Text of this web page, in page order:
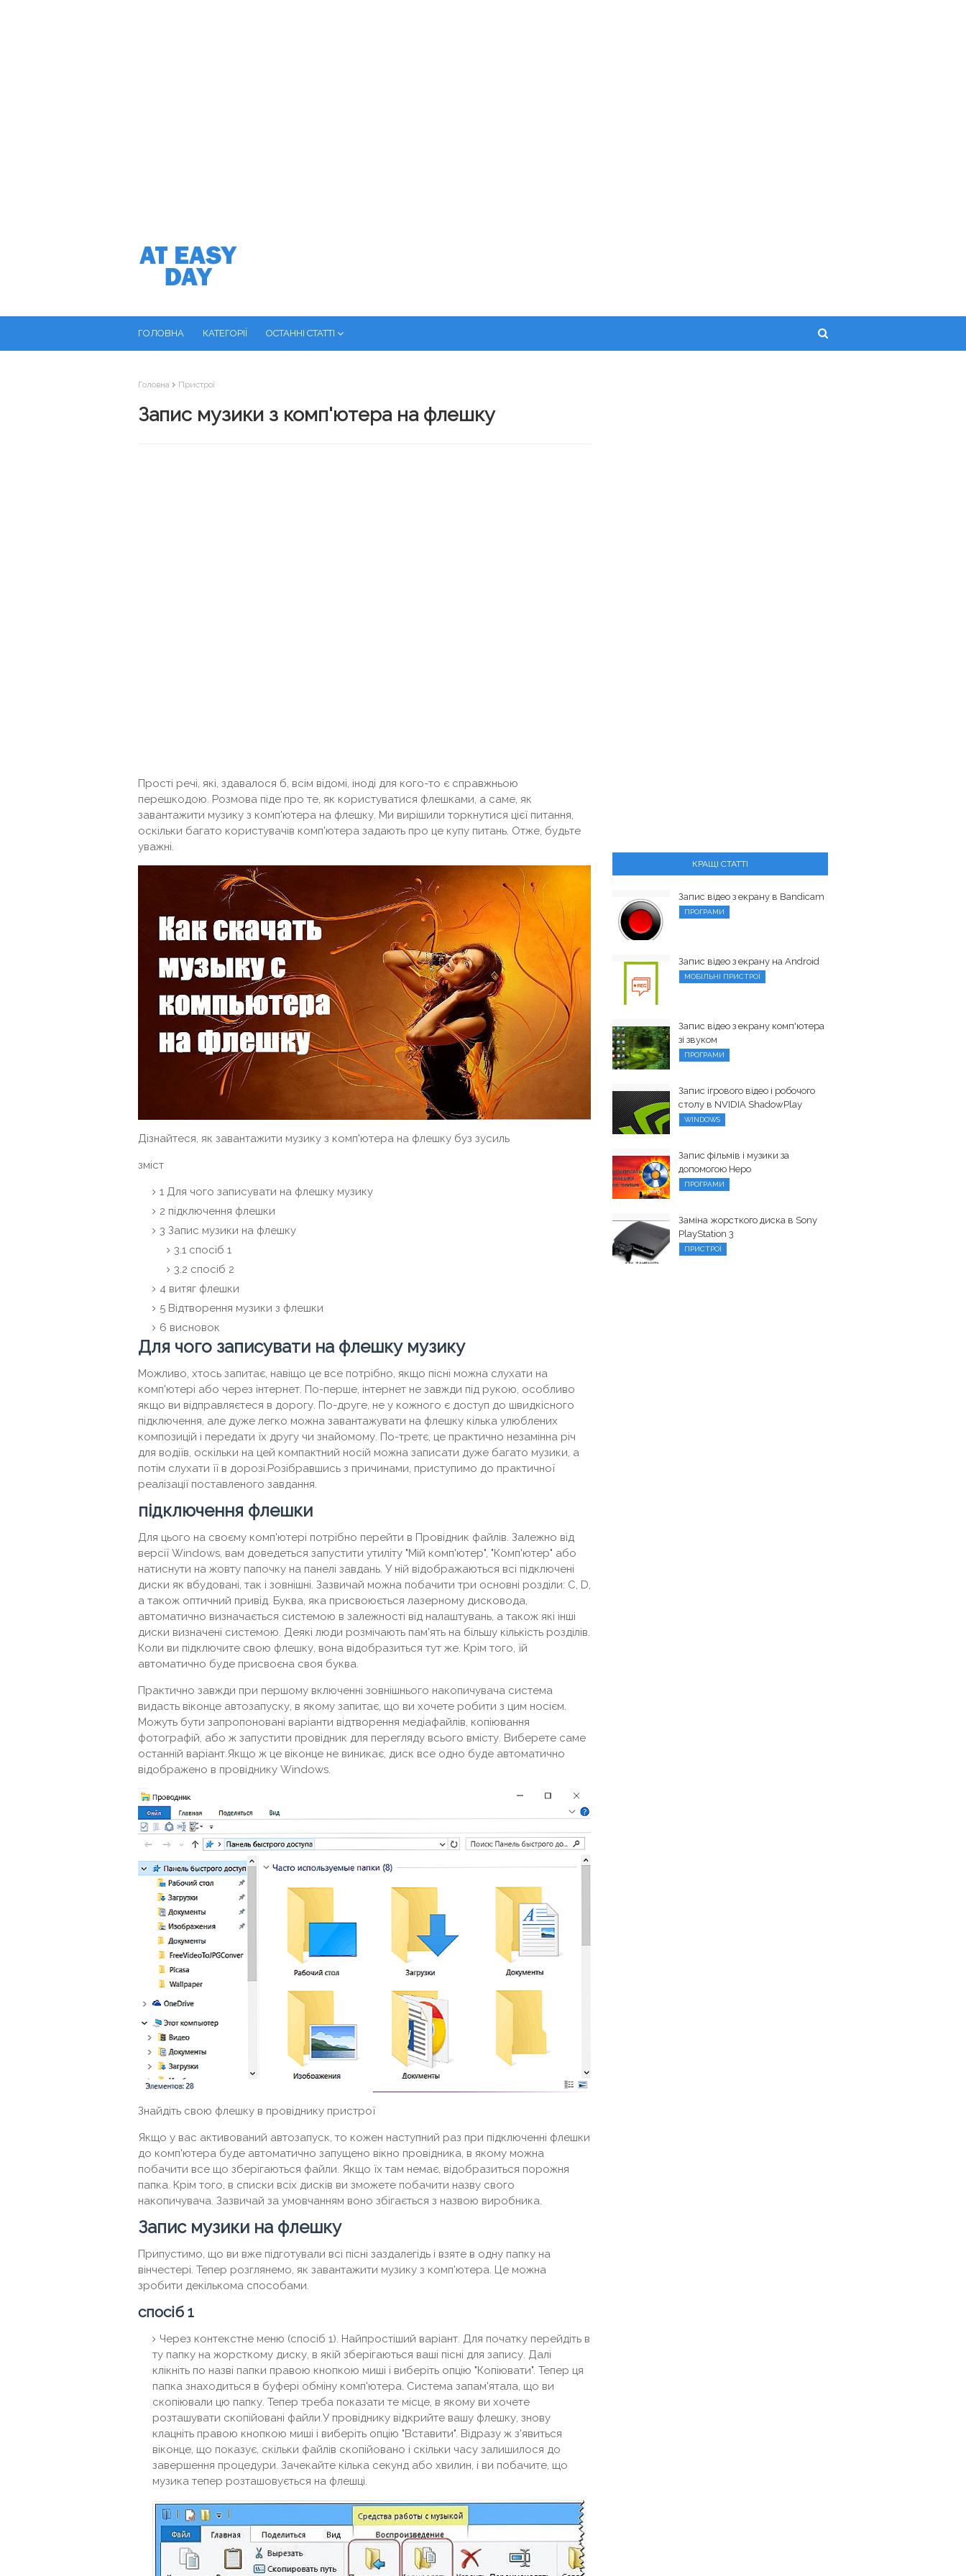
ГОЛОВНА КАТЕГОРІЇ ОСТАННІ СТАТТІ
Головна Пристрої
Запис музики з комп'ютера на флешку
Прості речі, які, здавалося б, всім відомі, іноді для кого-то є справжньою
перешкодою. Розмова піде про те, як користуватися флешками, а саме, як
завантажити музику з комп'ютера на флешку. Ми вирішили торкнутися цієї питання,
оскільки багато користувачів комп'ютера задають про це купу питань. Отже, будьте
уважні.
Дізнайтеся, як завантажити музику з комп'ютера на флешку буз зусиль
зміст
1 Для чого записувати на флешку музику
2 підключення флешки
3 Запис музики на флешку
3.1 спосіб 1
3.2 спосіб 2
4 витяг флешки
5 Відтворення музики з флешки
6 висновок
Для чого записувати на флешку музику
Можливо, хтось запитає, навіщо це все потрібно, якщо пісні можна слухати на
комп'ютері або через інтернет. По-перше, інтернет не завжди під рукою, особливо
якщо ви відправляєтеся в дорогу. По-друге, не у кожного є доступ до швидкісного
підключення, але дуже легко можна завантажувати на флешку кілька улюблених
композицій і передати їх другу чи знайомому. По-третє, це практично незамінна річ
для водіїв, оскільки на цей компактний носій можна записати дуже багато музики, а
потім слухати її в дорозі.Розібравшись з причинами, приступимо до практичної
реалізації поставленого завдання.
підключення флешки
Для цього на своєму комп'ютері потрібно перейти в Провідник файлів. Залежно від
версії Windows, вам доведеться запустити утиліту "Мій комп'ютер", "Комп'ютер" або
натиснути на жовту папочку на панелі завдань. У ній відображаються всі підключені
диски як вбудовані, так і зовнішні. Зазвичай можна побачити три основні розділи: C, D,
а також оптичний привід. Буква, яка присвоюється лазерному дисковода,
автоматично визначається системою в залежності від налаштувань, а також які інші
диски визначені системою. Деякі люди розмічають пам'ять на більшу кількість розділів.
Коли ви підключите свою флешку, вона відобразиться тут же. Крім того, їй
автоматично буде присвоєна своя буква.
Практично завжди при першому включенні зовнішнього накопичувача система
видасть віконце автозапуску, в якому запитає, що ви хочете робити з цим носієм.
Можуть бути запропоновані варіанти відтворення медіафайлів, копіювання
фотографій, або ж запустити провідник для перегляду всього вмісту. Виберете саме
останній варіант.Якщо ж це віконце не виникає, диск все одно буде автоматично
відображено в провіднику Windows.
Знайдіть свою флешку в провіднику пристрої
Якщо у вас активований автозапуск, то кожен наступний раз при підключенні флешки
до комп'ютера буде автоматично запущено вікно провідника, в якому можна
побачити все що зберігаються файли. Якщо їх там немає, відобразиться порожня
папка. Крім того, в списки всіх дисків ви зможете побачити назву свого
накопичувача. Зазвичай за умовчанням воно збігається з назвою виробника.
Запис музики на флешку
Припустимо, що ви вже підготували всі пісні заздалегідь і взяте в одну папку на
вінчестері. Тепер розглянемо, як завантажити музику з комп'ютера. Це можна
зробити декількома способами.
спосіб 1
Через контекстне меню (спосіб 1). Найпростіший варіант. Для початку перейдіть в
ту папку на жорсткому диску, в якій зберігаються ваші пісні для запису. Далі
клікніть по назві папки правою кнопкою миші і виберіть опцію "Копіювати". Тепер ця
папка знаходиться в буфері обміну комп'ютера. Система запам'ятала, що ви
скопіювали цю папку. Тепер треба показати те місце, в якому ви хочете
розташувати скопійовані файли.У провіднику відкрийте вашу флешку, знову
клацніть правою кнопкою миші і виберіть опцію "Вставити". Відразу ж з'явиться
віконце, що показує, скільки файлів скопійовано і скільки часу залишилося до
завершення процедури. Зачекайте кілька секунд або хвилин, і ви побачите, що
музика тепер розташовується на флешці.
КРАЩІ СТАТТІ
Запис відео з екрану в Bandicam
ПРОГРАМИ
Запис відео з екрану на Android
МОБІЛЬНІ ПРИСТРОЇ
Запис відео з екрану комп'ютера
зі звуком
ПРОГРАМИ
Запис ігрового відео і робочого
столу в NVIDIA ShadowPlay
WINDOWS
Запис фільмів і музики за
допомогою Неро
ПРОГРАМИ
Заміна жорсткого диска в Sony
PlayStation 3
ПРИСТРОЇ